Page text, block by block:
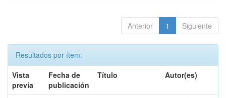
Anterior 1 Siguiente
Resultados por ítem:
Vista
previa
Fecha de
publicación
Título Autor(es)